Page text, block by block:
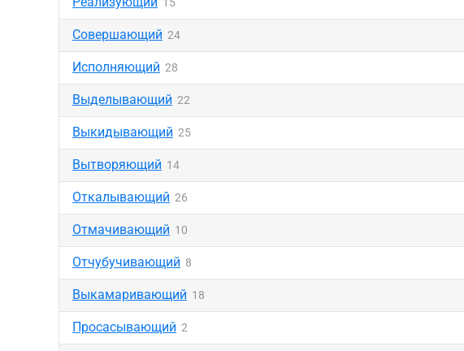
Совершающий 24
Исполняющий 28
Выделывающий 22
Выкидывающий 25
Вытворяющий 14
Откалывающий 26
Отмачивающий 10
Отчубучивающий 8
Выкамаривающий 18
Просасывающий 2